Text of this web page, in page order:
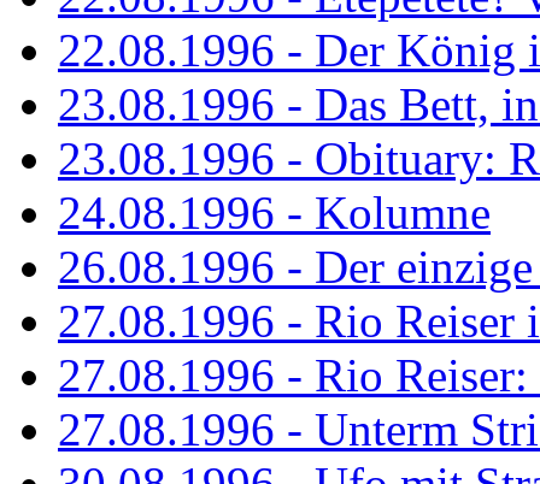
22.08.1996 - Der König
23.08.1996 - Das Bett,
23.08.1996 - Obituary:
24.08.1996 - Kolumne
26.08.1996 - Der
27.08.1996 - Rio Reiser
27.08.1996 - Rio
27.08.1996 - Unterm